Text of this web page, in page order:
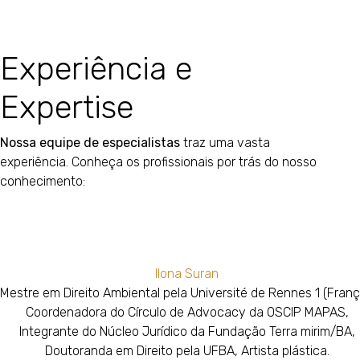
Experiência e
Expertise
Nossa equipe de especialistas traz uma vasta
experiência. Conheça os profissionais por trás do nosso
conhecimento:
Ilona Suran
Mestre em Direito Ambiental pela Université de Rennes 1
Coordenadora do Círculo de Advocacy da OSCIP MAPAS,
Integrante do Núcleo Jurídico da Fundação Terra mirim/BA,
Doutoranda em Direito pela UFBA, Artista plástica.